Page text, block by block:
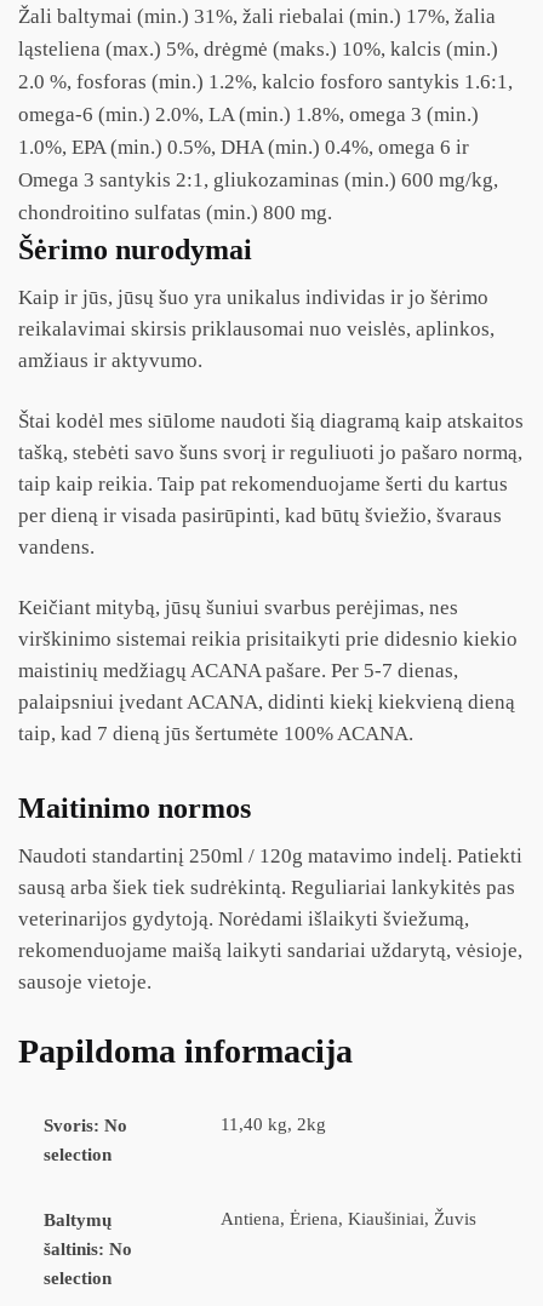
Žali baltymai (min.) 31%, žali riebalai (min.) 17%, žalia
ląsteliena (max.) 5%, drėgmė (maks.) 10%, kalcis (min.)
2.0 %, fosforas (min.) 1.2%, kalcio fosforo santykis 1.6:1,
omega-6 (min.) 2.0%, LA (min.) 1.8%, omega 3 (min.)
1.0%, EPA (min.) 0.5%, DHA (min.) 0.4%, omega 6 ir
Omega 3 santykis 2:1, gliukozaminas (min.) 600 mg/kg,
chondroitino sulfatas (min.) 800 mg.
Šėrimo nurodymai
Kaip ir jūs, jūsų šuo yra unikalus individas ir jo šėrimo
reikalavimai skirsis priklausomai nuo veislės, aplinkos,
amžiaus ir aktyvumo.
Štai kodėl mes siūlome naudoti šią diagramą kaip atskaitos
tašką, stebėti savo šuns svorį ir reguliuoti jo pašaro normą,
taip kaip reikia. Taip pat rekomenduojame šerti du kartus
per dieną ir visada pasirūpinti, kad būtų šviežio, švaraus
vandens.
Keičiant mitybą, jūsų šuniui svarbus perėjimas, nes
virškinimo sistemai reikia prisitaikyti prie didesnio kiekio
maistinių medžiagų ACANA pašare. Per 5-7 dienas,
palaipsniui įvedant ACANA, didinti kiekį kiekvieną dieną
taip, kad 7 dieną jūs šertumėte 100% ACANA.
Maitinimo normos
Naudoti standartinį 250ml / 120g matavimo indelį. Patiekti
sausą arba šiek tiek sudrėkintą. Reguliariai lankykitės pas
veterinarijos gydytoją. Norėdami išlaikyti šviežumą,
rekomenduojame maišą laikyti sandariai uždarytą, vėsioje,
sausoje vietoje.
Papildoma informacija
Svoris: No
selection
11,40 kg, 2kg
Baltymų
šaltinis: No
selection
Antiena, Ėriena, Kiaušiniai, Žuvis